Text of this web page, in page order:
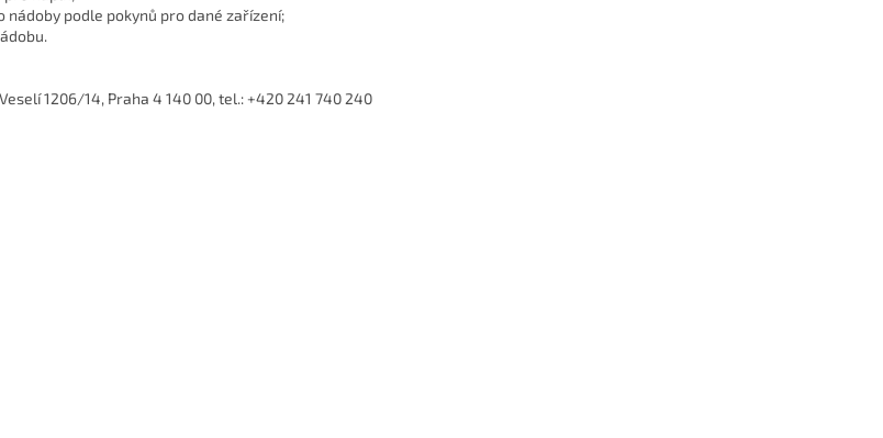
nádoby podle pokynů pro dané zařízení;
1206/14, Praha 4 140 00, tel.: +420 241 740 240